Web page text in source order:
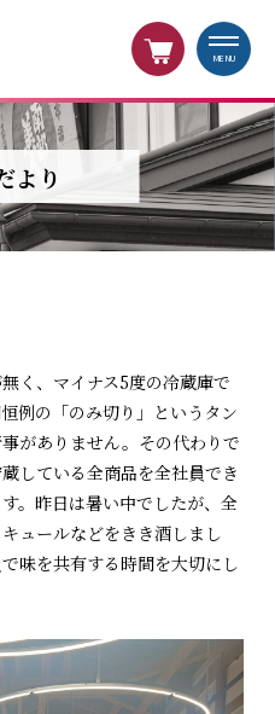
MENU
より
く、マイナス5度の冷蔵庫で
例の「のみ切り」というタン
がありません。その代わりで
している全商品を全社員でき
。昨日は暑い中でしたが、全
ュールなどをきき酒しまし
味を共有する時間を大切にし